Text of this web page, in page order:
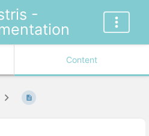
-
Content